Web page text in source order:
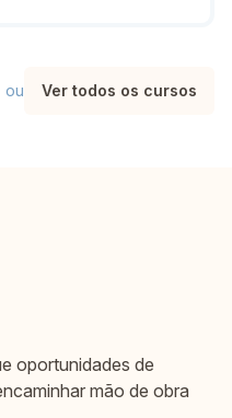
ou Ver todos os cursos
oportunidades de
mão de obra